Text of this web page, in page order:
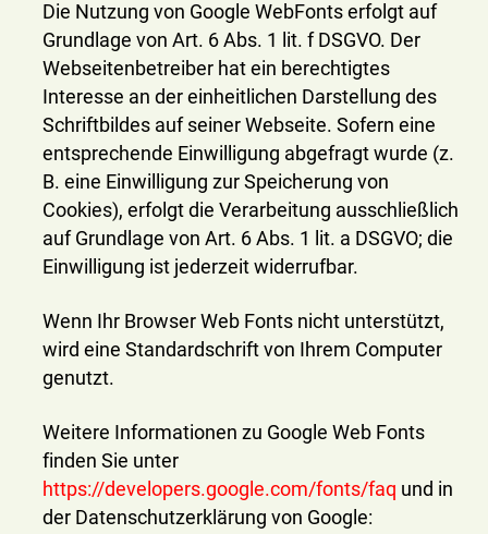
Die Nutzung von Google WebFonts erfolgt auf
Grundlage von Art. 6 Abs. 1 lit. f DSGVO. Der
Webseitenbetreiber hat ein berechtigtes
Interesse an der einheitlichen Darstellung des
Schriftbildes auf seiner Webseite. Sofern eine
entsprechende Einwilligung abgefragt wurde (z.
B. eine Einwilligung zur Speicherung von
Cookies), erfolgt die Verarbeitung ausschließlich
auf Grundlage von Art. 6 Abs. 1 lit. a DSGVO; die
Einwilligung ist jederzeit widerrufbar.
Wenn Ihr Browser Web Fonts nicht unterstützt,
wird eine Standardschrift von Ihrem Computer
genutzt.
Weitere Informationen zu Google Web Fonts
finden Sie unter
https://developers.google.com/fonts/faq und in
der Datenschutzerklärung von Google: